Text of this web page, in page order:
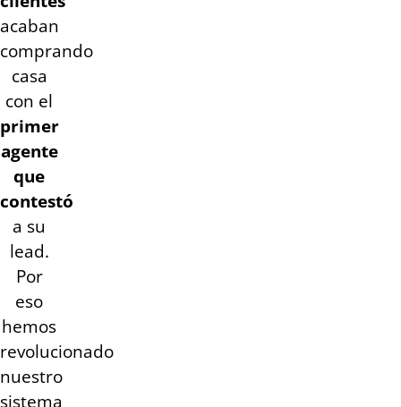
acaban
comprando
casa
con el
primer
agente
que
contestó
a su
lead.
Por
eso
hemos
revolucionado
nuestro
sistema